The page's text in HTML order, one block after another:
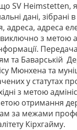
SV Heimstetten,
дані, зібрані
адреса, адреса
виключно з метою
та Баварській
Мюнхена та
у статутах
з метою
отримання
за межами
Кірхгайму.